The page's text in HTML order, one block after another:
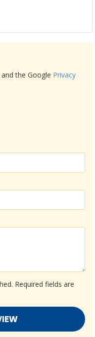
Required fields are
the Google Privacy